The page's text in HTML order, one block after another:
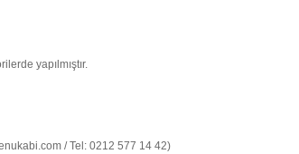
yapılmıştır.
/ Tel: 0212 577 14 42)